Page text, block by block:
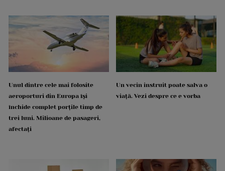
Unul dintre cele mai folosite
aeroporturi din Europa își
închide complet porțile timp de
trei luni. Milioane de pasageri,
afectați
Un vecin instruit poate salva o
viață. Vezi despre ce e vorba